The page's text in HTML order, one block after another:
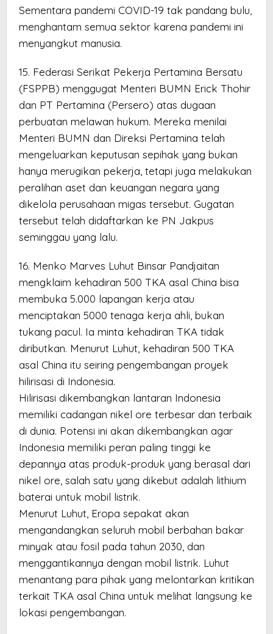
Sementara pandemi COVID-19 tak pandang bulu,
menghantam semua sektor karena pandemi ini
menyangkut manusia.
15. Federasi Serikat Pekerja Pertamina Bersatu
(FSPPB) menggugat Menteri BUMN Erick Thohir
dan PT Pertamina (Persero) atas dugaan
perbuatan melawan hukum. Mereka menilai
Menteri BUMN dan Direksi Pertamina telah
mengeluarkan keputusan sepihak yang bukan
hanya merugikan pekerja, tetapi juga melakukan
peralihan aset dan keuangan negara yang
dikelola perusahaan migas tersebut. Gugatan
tersebut telah didaftarkan ke PN Jakpus
seminggau yang lalu.
16. Menko Marves Luhut Binsar Pandjaitan
mengklaim kehadiran 500 TKA asal China bisa
membuka 5.000 lapangan kerja atau
menciptakan 5000 tenaga kerja ahli, bukan
tukang pacul. Ia minta kehadiran TKA tidak
diributkan. Menurut Luhut, kehadiran 500 TKA
asal China itu seiring pengembangan proyek
hilirisasi di Indonesia.
Hilirisasi dikembangkan lantaran Indonesia
memiliki cadangan nikel ore terbesar dan terbaik
di dunia. Potensi ini akan dikembangkan agar
Indonesia memiliki peran paling tinggi ke
depannya atas produk-produk yang berasal dari
nikel ore, salah satu yang dikebut adalah lithium
baterai untuk mobil listrik.
Menurut Luhut, Eropa sepakat akan
mengandangkan seluruh mobil berbahan bakar
minyak atau fosil pada tahun 2030, dan
menggantikannya dengan mobil listrik. Luhut
menantang para pihak yang melontarkan kritikan
terkait TKA asal China untuk melihat langsung ke
lokasi pengembangan.